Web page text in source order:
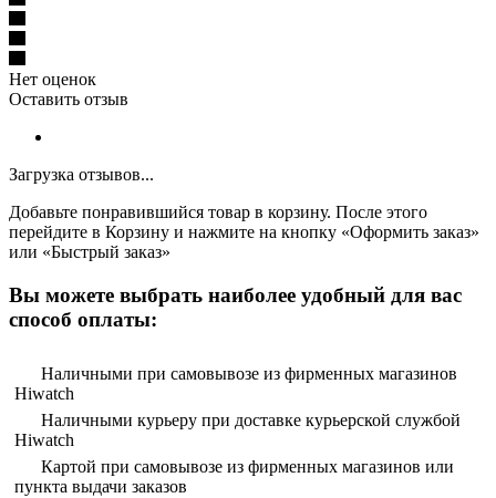
Нет оценок
Оставить отзыв
Загрузка отзывов...
Добавьте понравившийся товар в корзину. После этого
перейдите в Корзину и нажмите на кнопку «Оформить заказ»
или «Быстрый заказ»
Вы можете выбрать наиболее удобный для вас
способ оплаты:
Наличными при самовывозе из фирменных магазинов
Hiwatch
Наличными курьеру при доставке курьерской службой
Hiwatch
Картой при самовывозе из фирменных магазинов или
пункта выдачи заказов